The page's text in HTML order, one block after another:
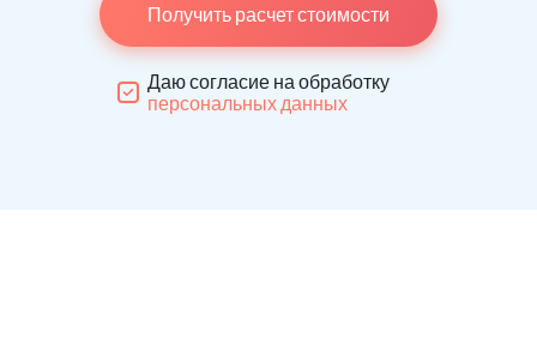
Получить расчет стоимости
Даю согласие на обработку
персональных данных